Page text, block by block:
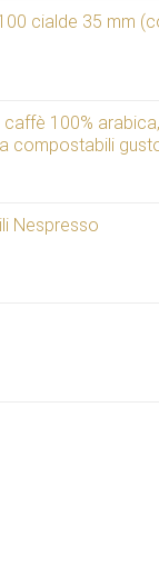
cialde 35 mm
caffè 100%
compostabili
Nespresso